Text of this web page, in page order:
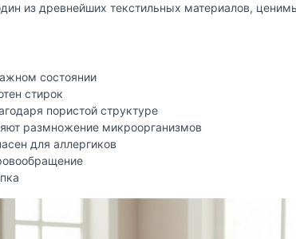
из древнейших текстильных материалов,
состоянии
стирок
пористой структуре
размножение микроорганизмов
для аллергиков